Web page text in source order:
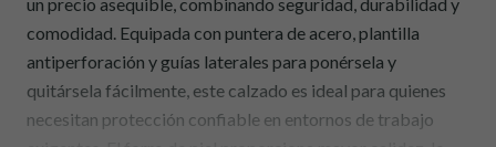
comodidad. Equipada con puntera de acero, plantilla
antiperforación y guías laterales para ponérsela y
quitársela fácilmente, este calzado es ideal para quienes
necesitan protección confiable en entornos de trabajo